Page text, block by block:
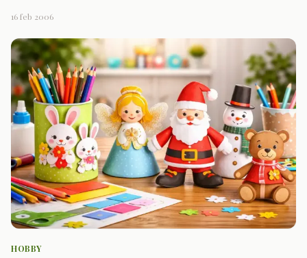
decorare, usare o regalare. Con pochi materiali facili da trovare,
come cartoncino, forbici, colla e colori, è possibi
16 feb 2006
HOBBY